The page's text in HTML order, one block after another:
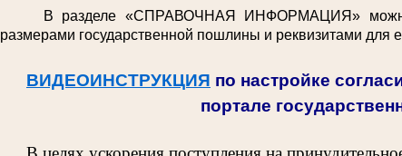
В разделе «СПРАВОЧНАЯ ИНФОРМАЦИЯ» можно
размерами государственной пошлины и реквизитами для
ВИДЕОИНСТРУКЦИЯ по настройке
портале